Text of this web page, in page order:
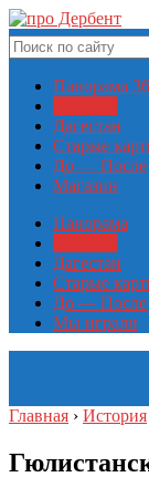
Панорама
Дагестан
Старые
До — После
Магазин
Панорама
Дагестан
Старые
До — После
Мы играли
Главная › История